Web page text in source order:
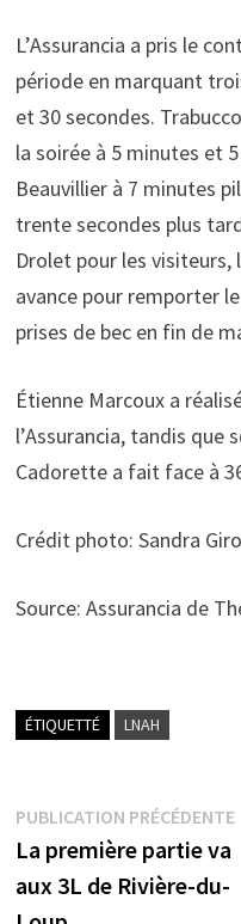
L’Assurancia a pris le
période en marquant
et 30 secondes.
la soirée à 5 minutes et
Beauvillier à 7 minutes
trente secondes plus
Drolet pour les visiteurs,
avance pour remporter
prises de bec en fin de
Étienne Marcoux a
l’Assurancia, tandis que
Cadorette a fait face à
Crédit photo: Sandra
Source: Assurancia de
ÉTIQUETTÉ LNAH
Navigation
de
l’article
PUBLICATION PRÉCÉDENTE
La première partie va
aux 3L de Rivière-du-